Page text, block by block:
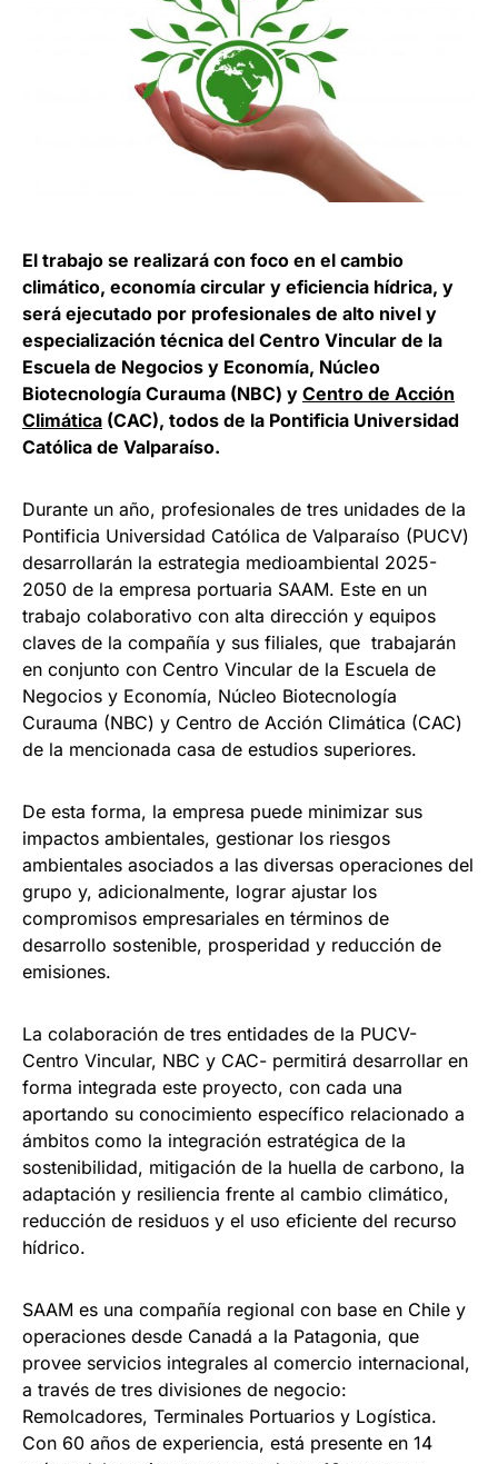
El trabajo se realizará con foco en el cambio
climático, economía circular y eficiencia hídrica, y
será ejecutado por profesionales de alto nivel y
especialización técnica del Centro Vincular de la
Escuela de Negocios y Economía, Núcleo
Biotecnología Curauma (NBC) y Centro de Acción
Climática (CAC), todos de la Pontificia Universidad
Católica de Valparaíso.
Durante un año, profesionales de tres unidades de la
Pontificia Universidad Católica de Valparaíso (PUCV)
desarrollarán la estrategia medioambiental 2025-
2050 de la empresa portuaria SAAM. Este en un
trabajo colaborativo con alta dirección y equipos
claves de la compañía y sus filiales, que trabajarán
en conjunto con Centro Vincular de la Escuela de
Negocios y Economía, Núcleo Biotecnología
Curauma (NBC) y Centro de Acción Climática (CAC)
de la mencionada casa de estudios superiores.
De esta forma, la empresa puede minimizar sus
impactos ambientales, gestionar los riesgos
ambientales asociados a las diversas operaciones del
grupo y, adicionalmente, lograr ajustar los
compromisos empresariales en términos de
desarrollo sostenible, prosperidad y reducción de
emisiones.
La colaboración de tres entidades de la PUCV-
Centro Vincular, NBC y CAC- permitirá desarrollar en
forma integrada este proyecto, con cada una
aportando su conocimiento específico relacionado a
ámbitos como la integración estratégica de la
sostenibilidad, mitigación de la huella de carbono, la
adaptación y resiliencia frente al cambio climático,
reducción de residuos y el uso eficiente del recurso
hídrico.
SAAM es una compañía regional con base en Chile y
operaciones desde Canadá a la Patagonia, que
provee servicios integrales al comercio internacional,
a través de tres divisiones de negocio:
Remolcadores, Terminales Portuarios y Logística.
Con 60 años de experiencia, está presente en 14